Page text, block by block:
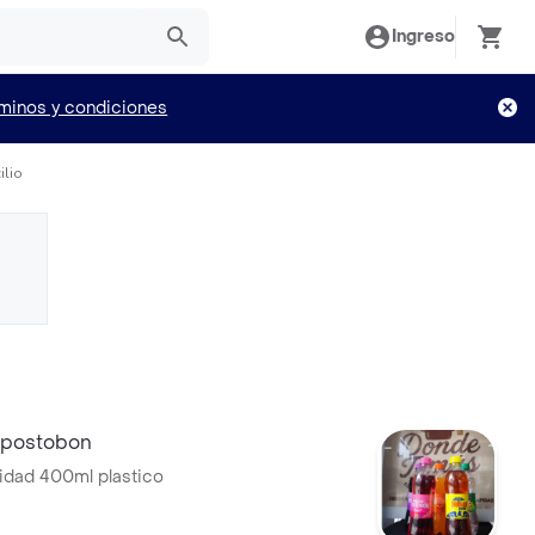
Ingreso
y condiciones
400ml plastico